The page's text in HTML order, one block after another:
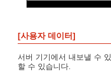
[사용자 데이터]
서버 기기에서 내보낼 수
할 수 있습니다.